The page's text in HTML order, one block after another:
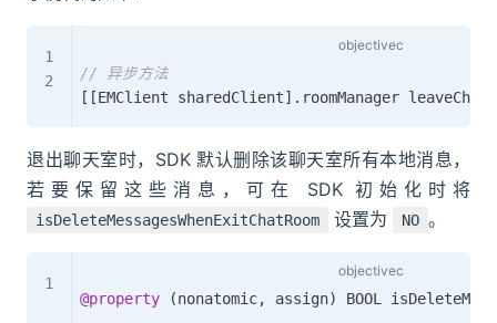
// 异步方法
[ [EMClient sharedClient] . roomManager
退出聊天室时，SDK 默认删除该聊天室所有本地消息，
若要保留这些消息，可在 SDK 初始化时将
isDeleteMessagesWhenExitChatRoom 设置为 NO 。
@property (nonatomic, assign) BOOL